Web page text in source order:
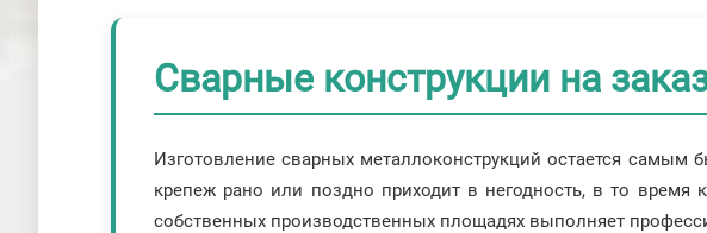
Сварные конструкции на
Изготовление сварных металлоконструкций остается
крепеж рано или поздно приходит в негодность, в то время
собственных производственных площадях выполняет